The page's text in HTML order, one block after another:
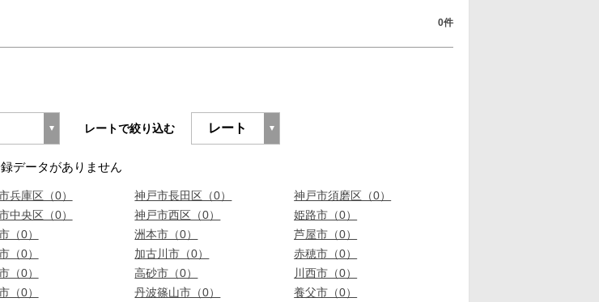
0件
レートで絞り込む
データがありません
兵庫区（0） 神戸市長田区（0）
神戸市須磨区（0）
中央区（0） 神戸市西区（0）
姫路市（0）
（0） 洲本市（0）
芦屋市（0）
（0） 加古川市（0）
赤穂市（0）
（0） 高砂市（0）
川西市（0）
（0） 丹波篠山市（0）
養父市（0）